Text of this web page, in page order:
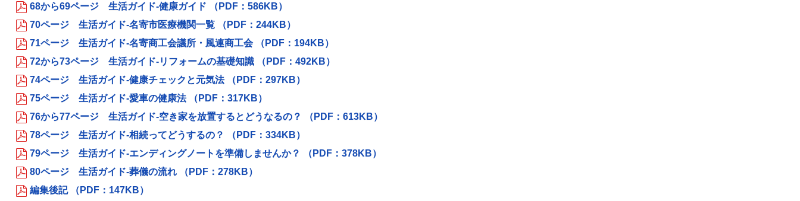
68から69ページ 生活ガイド-健康ガイド （PDF：586KB）
70ページ 生活ガイド-名寄市医療機関一覧 （PDF：244KB）
71ページ 生活ガイド-名寄商工会議所・風連商工会 （PDF：194KB）
72から73ページ 生活ガイド-リフォームの基礎知識 （PDF：492KB）
74ページ 生活ガイド-健康チェックと元気法 （PDF：297KB）
75ページ 生活ガイド-愛車の健康法 （PDF：317KB）
76から77ページ 生活ガイド-空き家を放置するとどうなるの？ （PDF：613KB）
78ページ 生活ガイド-相続ってどうするの？ （PDF：334KB）
79ページ 生活ガイド-エンディングノートを準備しませんか？ （PDF：378KB）
80ページ 生活ガイド-葬儀の流れ （PDF：278KB）
編集後記 （PDF：147KB）